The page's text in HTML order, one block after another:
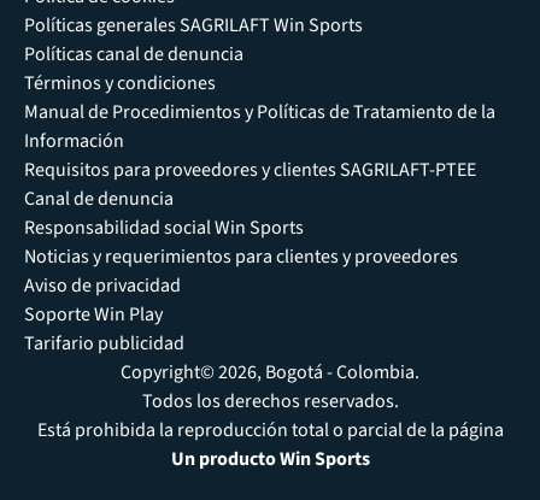
Políticas generales SAGRILAFT Win Sports
Políticas canal de denuncia
Términos y condiciones
Manual de Procedimientos y Políticas de Tratamiento de la
Información
Requisitos para proveedores y clientes SAGRILAFT-PTEE
Canal de denuncia
Responsabilidad social Win Sports
Noticias y requerimientos para clientes y proveedores
Aviso de privacidad
Soporte Win Play
Tarifario publicidad
Copyright© 2026, Bogotá - Colombia.
Todos los derechos reservados.
Está prohibida la reproducción total o parcial de la página
Un producto Win Sports